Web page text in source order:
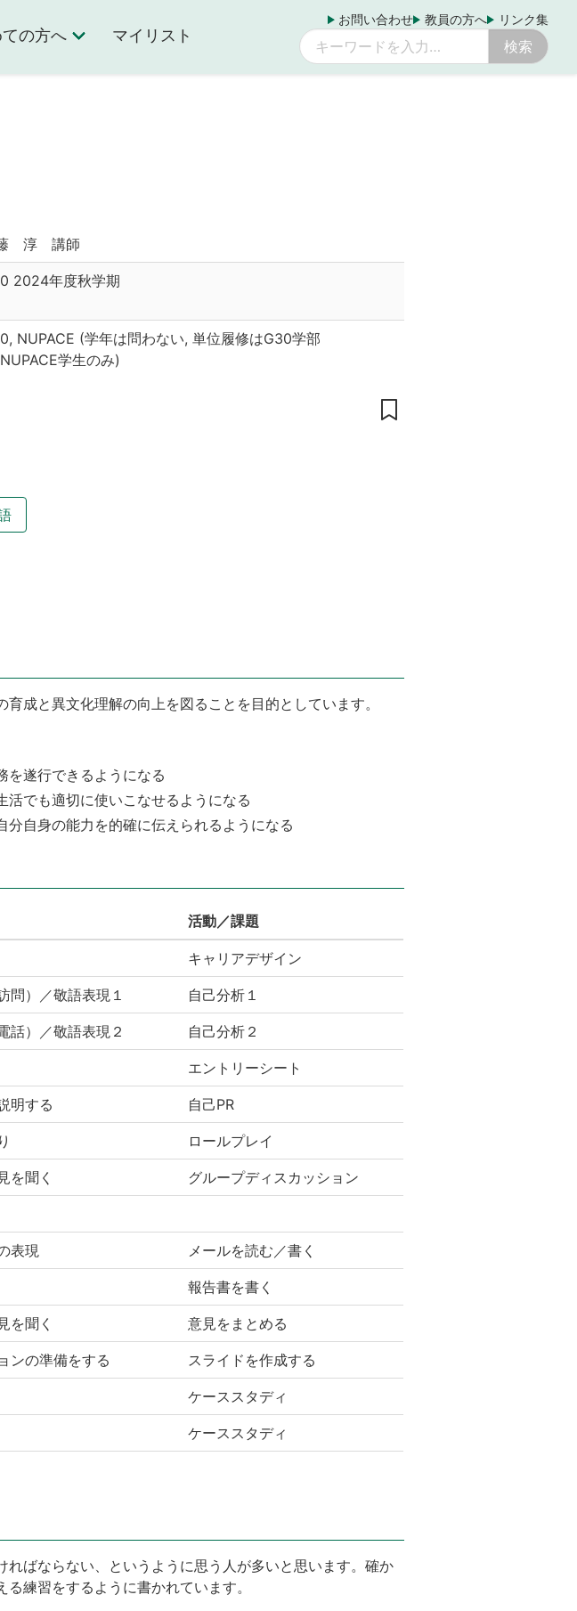
の方へ マイリスト
お問い合わせ 教員の方へ リンク集
淳 講師
2024年度秋学期
NUPACE (学年は問わない, 単位履修はG30学部
学生のみ)
成と異文化理解の向上を図ることを目的としています。
を遂行できるようになる
でも適切に使いこなせるようになる
自身の能力を的確に伝えられるようになる
活動／課題
キャリアデザイン
問）／敬語表現１ 自己分析１
話）／敬語表現２ 自己分析２
エントリーシート
明する 自己PR
ロールプレイ
を聞く グループディスカッション
表現 メールを読む／書く
報告書を書く
を聞く 意見をまとめる
ンの準備をする スライドを作成する
ケーススタディ
ケーススタディ
ばならない、というように思う人が多いと思います。確か
練習をするように書かれています。